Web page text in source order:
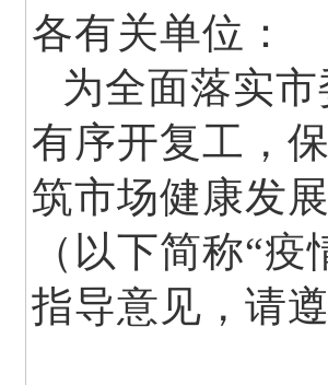
各有关单位：
为全面落实
有序开复工，
筑市场健康发
（以下简称“
指导意见，请